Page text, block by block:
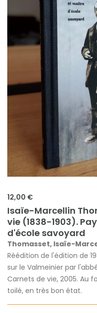
12,00 €
Isaïe-Marcellin
vie (1838-1903).
d'école savoyard
Thomasset, Isaïe-
Réédition de l'édition de
sur le Valmeinier par
Carnets de vie, 2005. Au
toilé, en très bon état.